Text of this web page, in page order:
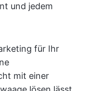
und jedem
für Ihr
mit einer